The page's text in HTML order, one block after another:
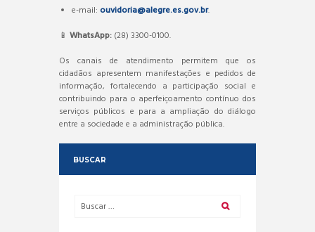
e-mail: ouvidoria@alegre.es.gov.br.
📱 WhatsApp: (28) 3300-0100.
Os canais de atendimento permitem que os
cidadãos apresentem manifestações e pedidos de
informação, fortalecendo a participação social e
contribuindo para o aperfeiçoamento contínuo dos
serviços públicos e para a ampliação do diálogo
entre a sociedade e a administração pública.
BUSCAR